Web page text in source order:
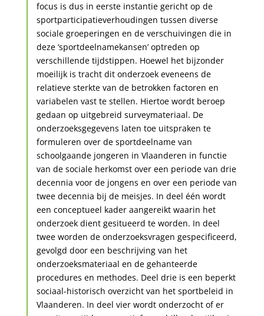
focus is dus in eerste instantie gericht op de
sportparticipatieverhoudingen tussen diverse
sociale groeperingen en de verschuivingen die in
deze ‘sportdeelnamekansen’ optreden op
verschillende tijdstippen. Hoewel het bijzonder
moeilijk is tracht dit onderzoek eveneens de
relatieve sterkte van de betrokken factoren en
variabelen vast te stellen. Hiertoe wordt beroep
gedaan op uitgebreid surveymateriaal. De
onderzoeksgegevens laten toe uitspraken te
formuleren over de sportdeelname van
schoolgaande jongeren in Vlaanderen in functie
van de sociale herkomst over een periode van drie
decennia voor de jongens en over een periode van
twee decennia bij de meisjes. In deel één wordt
een conceptueel kader aangereikt waarin het
onderzoek dient gesitueerd te worden. In deel
twee worden de onderzoeksvragen gespecificeerd,
gevolgd door een beschrijving van het
onderzoeksmateriaal en de gehanteerde
procedures en methodes. Deel drie is een beperkt
sociaal-historisch overzicht van het sportbeleid in
Vlaanderen. In deel vier wordt onderzocht of er